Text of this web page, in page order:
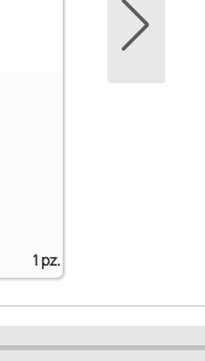
1 pz.